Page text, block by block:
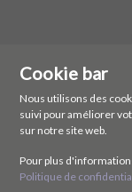
Cookie bar
Nous utilisons des
suivi pour améliorer
sur notre site web.
Pour plus
Politique de